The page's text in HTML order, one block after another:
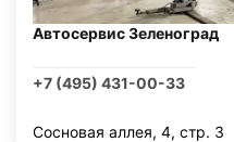
Автосервис Зеленоград
+7 (495) 431-00-33
Сосновая аллея, 4, стр. 3